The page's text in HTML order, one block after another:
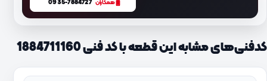
همکاران 0935-7884727
کدفنی‌های مشابه این قطعه با کد فنی 1884711160